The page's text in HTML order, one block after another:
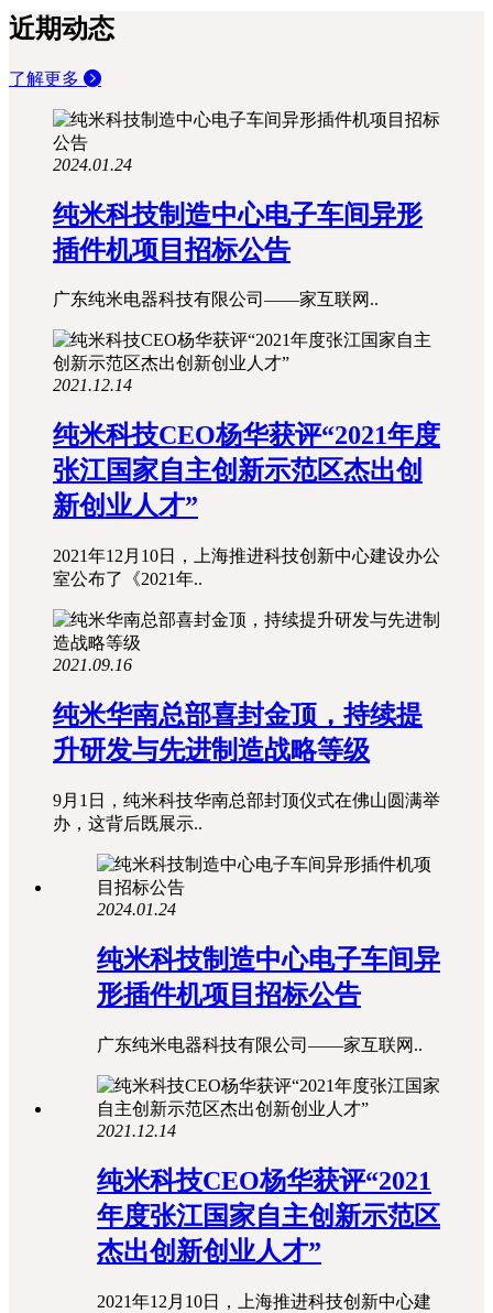
近期动态
了解更多
2024.01.24
纯米科技制造中心电子车间异形
插件机项目招标公告
广东纯米电器科技有限公司——家互联网..
2021.12.14
纯米科技CEO杨华获评“2021年度
张江国家自主创新示范区杰出创
新创业人才”
2021年12月10日，上海推进科技创新中心建设办公
室公布了《2021年..
2021.09.16
纯米华南总部喜封金顶，持续提
升研发与先进制造战略等级
9月1日，纯米科技华南总部封顶仪式在佛山圆满举
办，这背后既展示..
2024.01.24
纯米科技制造中心电子车间异
形插件机项目招标公告
广东纯米电器科技有限公司——家互联网..
2021.12.14
纯米科技CEO杨华获评“2021
年度张江国家自主创新示范区
杰出创新创业人才”
2021年12月10日，上海推进科技创新中心建